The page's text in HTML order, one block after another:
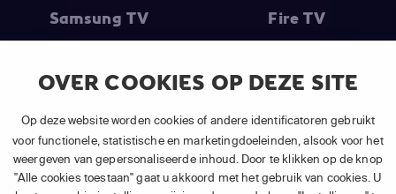
OVER COOKIES OP DEZE SITE
Op deze website worden cookies of andere identificatoren gebruikt
voor functionele, statistische en marketingdoeleinden, alsook voor het
weergeven van gepersonaliseerde inhoud. Door te klikken op de knop
"Alle cookies toestaan" gaat u akkoord met het gebruik van cookies. U
Samsung TV Fire TV
(1) De eerste 30 dagen gratis: Geldig op alle nieuwe abonnementen
van APP TV Light, Basic of Plus.
(2) Prijs abonnement : Incl. BTW.
(3) Restart & Replayis beschikbaar voorvolgende zendersafhankelijk